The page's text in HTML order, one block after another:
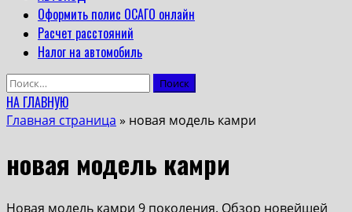
Оформить полис ОСАГО онлайн
Расчет расстояний
Налог на автомобиль
Найти:
НА ГЛАВНУЮ
Главная страница » новая модель камри
новая модель камри
Новая модель камри 9 поколения. Обзор новейшей